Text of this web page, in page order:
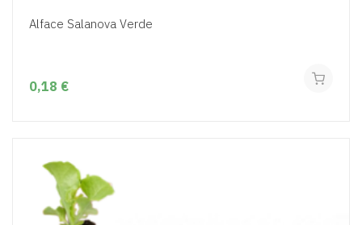
Alface Salanova Verde
0,18 €